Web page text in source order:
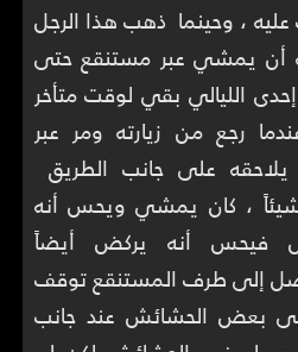
عليه ، وحينما ذهب هذا الرجل
أن يمشي عبر مستنقع حتى
الليالي بقي لوقت متأخر
رجع من زيارته ومر عبر
على جانب الطريق
، كان يمشي ويحس أنه
فيحس أنه يركض أيضاً
إلى طرف المستنقع توقف
بعض الحشائش عند جانب